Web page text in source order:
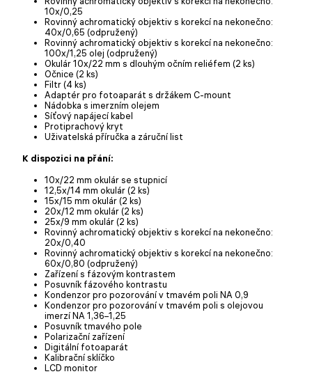
10x/0,25
Rovinný achromatický objektiv s korekcí na nekonečno:
40x/0,65 (odpružený)
Rovinný achromatický objektiv s korekcí na nekonečno:
100x/1,25 olej (odpružený)
Okulár 10x/22 mm s dlouhým očním reliéfem (2 ks)
Očnice (2 ks)
Filtr (4 ks)
Adaptér pro fotoaparát s držákem C-mount
Nádobka s imerzním olejem
Síťový napájecí kabel
Protiprachový kryt
Uživatelská příručka a záruční list
K dispozici na přání:
10x/22 mm okulár se stupnicí
12,5x/14 mm okulár (2 ks)
15x/15 mm okulár (2 ks)
20x/12 mm okulár (2 ks)
25x/9 mm okulár (2 ks)
Rovinný achromatický objektiv s korekcí na nekonečno:
20x/0,40
Rovinný achromatický objektiv s korekcí na nekonečno:
60x/0,80 (odpružený)
Zařízení s fázovým kontrastem
Posuvník fázového kontrastu
Kondenzor pro pozorování v tmavém poli NA 0,9
Kondenzor pro pozorování v tmavém poli s olejovou
imerzí NA 1,36–1,25
Posuvník tmavého pole
Polarizační zařízení
Digitální fotoaparát
Kalibrační sklíčko
LCD monitor